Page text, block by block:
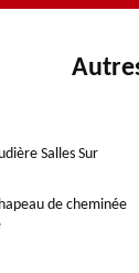
Salles Sur
de cheminée